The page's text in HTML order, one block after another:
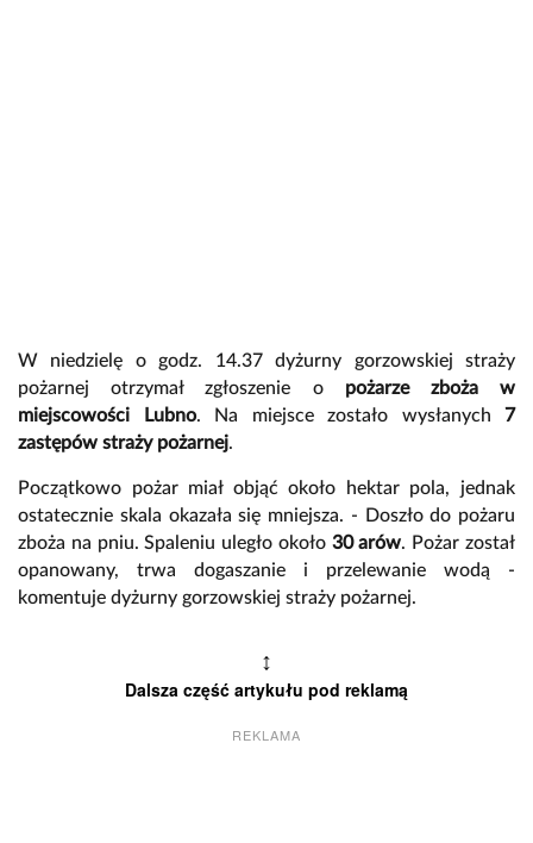
W niedzielę o godz. 14.37 dyżurny gorzowskiej straży
pożarnej otrzymał zgłoszenie o pożarze zboża w
miejscowości Lubno. Na miejsce zostało wysłanych 7
zastępów straży pożarnej.
Początkowo pożar miał objąć około hektar pola, jednak
ostatecznie skala okazała się mniejsza. - Doszło do pożaru
zboża na pniu. Spaleniu uległo około 30 arów. Pożar został
opanowany, trwa dogaszanie i przelewanie wodą -
komentuje dyżurny gorzowskiej straży pożarnej.
↕
Dalsza część artykułu pod reklamą
REKLAMA